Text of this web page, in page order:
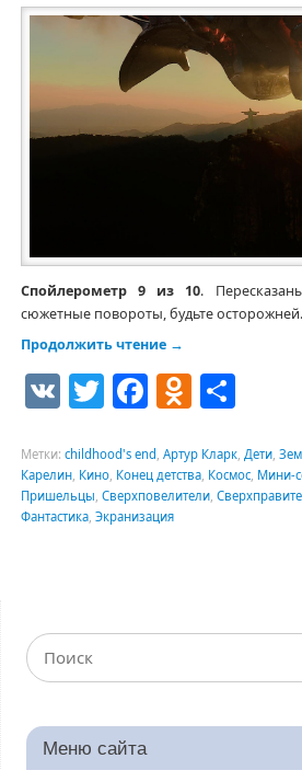
Спойлерометр 9 из 10.
сюжетные повороты, будьте осторожней.
Продолжить чтение →
VKTwitter
Facebook
Метки: childhood's end, Артур Кларк, Дети,
Карелин, Кино, Конец детства, Космос, Мини-
Пришельцы, Сверхповелители,
Фантастика, Экранизация
Меню сайта